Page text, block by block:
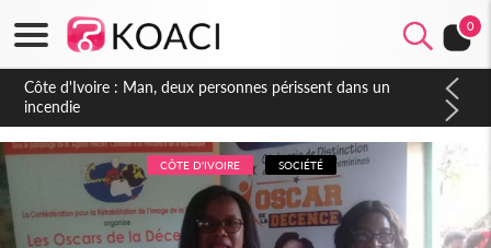
0
Côte d'Ivoire : Séileu, la célébration de la fête nationale
transformée en vaste campagne contre les produits
dépigmentants dangereux
CÔTE D'IVOIRE SOCIÉTÉ